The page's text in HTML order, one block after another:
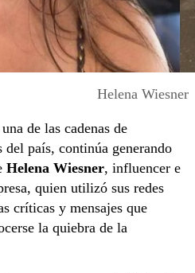
Helena Wiesner
de las cadenas de
del país, continúa generando
Helena Wiesner, influencer e
quien utilizó sus redes
críticas y mensajes que
la quiebra de la